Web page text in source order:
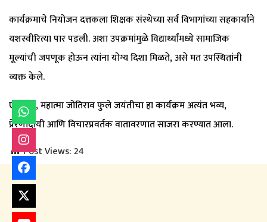
कार्यक्रमाचे नियोजन दत्तकला शिक्षक संस्थेच्या सर्व विभागांच्या सहकार्याने
यशस्वीरित्या पार पडली. अशा उपक्रमांमुळे विद्यार्थ्यांमध्ये सामाजिक
मूल्यांची जपणूक होऊन त्यांना योग्य दिशा मिळते, असे मत उपस्थितांनी
व्यक्त केले.
एकूणच, महात्मा जोतिराव फुले जयंतीचा हा कार्यक्रम अत्यंत भव्य,
प्रेरणादायी आणि विचारप्रवर्तक वातावरणात साजरा करण्यात आला.
Post Views:24